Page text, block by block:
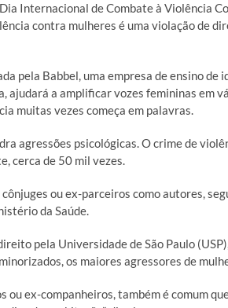
Internacional de Combate à Violência
contra mulheres é uma violação de
pela Babbel, uma empresa de ensino
ajudará a amplificar vozes femininas em
muitas vezes começa em palavras.
agressões psicológicas. O crime de
cerca de 50 mil vezes.
ou ex-parceiros como autores,
da Saúde.
pela Universidade de São Paulo
os maiores agressores de
ou ex-companheiros, também é comum